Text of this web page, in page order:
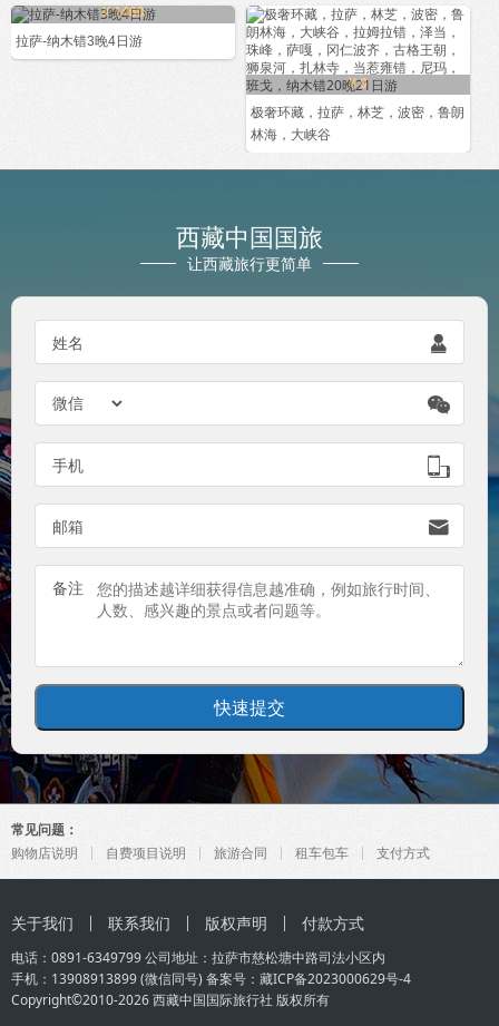
¥ 1460
拉萨-纳木错3晚4日游
¥ 0
极奢环藏，拉萨，林芝，波密，鲁朗
林海，大峡谷
西藏中国国旅
让西藏旅行更简单
姓名 

手机 
邮箱 
备注
常见问题：
购物店说明
自费项目说明 旅游合同 租车包车 支付方式
关于我们 联系我们 版权声明 付款方式
电话：0891-6349799 公司地址：拉萨市慈松塘中路司法小区内
手机： 13908913899(微信同号) 备案号： 藏ICP备2023000629号-4
Copyright©2010-2026西藏中国国际旅行社 版权所有